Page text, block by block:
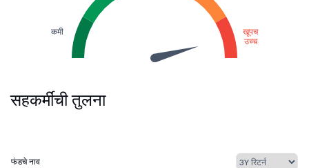
कमी
खूपच
उच्च
सहकर्मींची तुलना
फंडचे नाव